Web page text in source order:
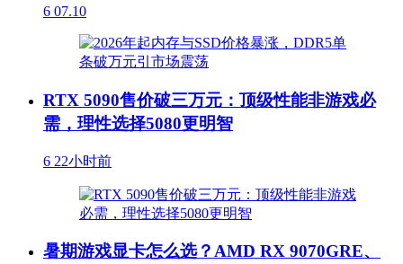
6 07.10
RTX 5090售价破三万元：顶级性能非游戏必
需，理性选择5080更明智
6 22小时前
暑期游戏显卡怎么选？AMD RX 9070GRE、